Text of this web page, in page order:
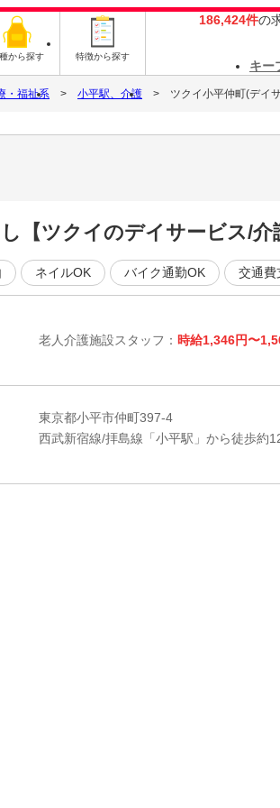
から探す 特徴から探す
186,424件の
キー
・福祉系 小平駅、介護 ツクイ小平仲町(デイ
【ツクイのデイサービス/
ネイルOK バイク通勤OK 交通費
老人介護施設スタッフ： 時給1,346円〜
東京都小平市仲町397-4
西武新宿線/拝島線「小平駅」から徒歩約